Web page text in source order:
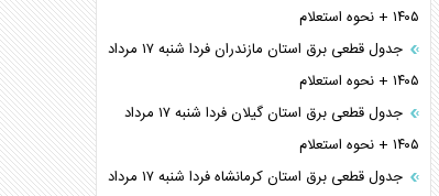
۱۴۰۵ + نحوه استعلام
جدول قطعی برق استان مازندران فردا شنبه ۱۷ مرداد
۱۴۰۵ + نحوه استعلام
جدول قطعی برق استان گیلان فردا شنبه ۱۷ مرداد
۱۴۰۵ + نحوه استعلام
جدول قطعی برق استان کرمانشاه فردا شنبه ۱۷ مرداد